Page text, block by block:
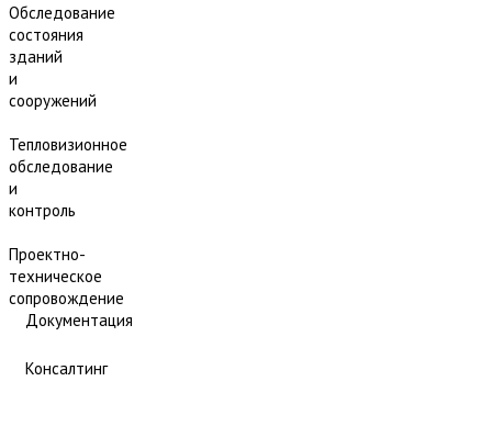
Обследование
состояния
зданий
и
сооружений
Тепловизионное
обследование
и
контроль
Проектно-
техническое
сопровождение
Документация
Консалтинг